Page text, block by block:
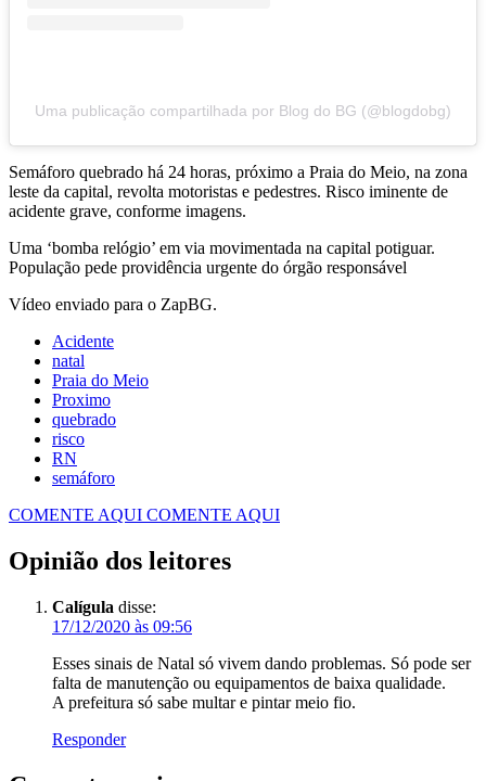
Uma publicação compartilhada por Blog do BG (@blogdobg)
Semáforo quebrado há 24 horas, próximo a Praia do Meio, na zona
leste da capital, revolta motoristas e pedestres. Risco iminente de
acidente grave, conforme imagens.
Uma ‘bomba relógio’ em via movimentada na capital potiguar.
População pede providência urgente do órgão responsável
Vídeo enviado para o ZapBG.
Acidente
natal
Praia do Meio
Proximo
quebrado
risco
RN
semáforo
COMENTE AQUI COMENTE AQUI
Opinião dos leitores
Calígula disse:
17/12/2020 às 09:56
Esses sinais de Natal só vivem dando problemas. Só pode ser
falta de manutenção ou equipamentos de baixa qualidade.
A prefeitura só sabe multar e pintar meio fio.
Responder